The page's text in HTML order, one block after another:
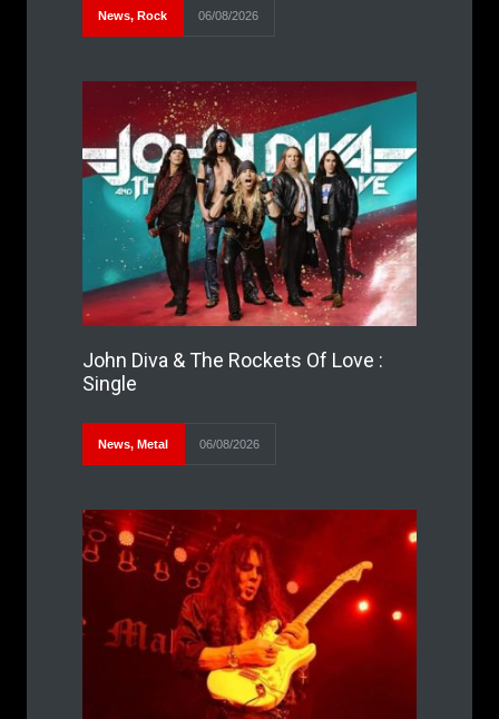
News, Rock 06/08/2026
John Diva & The Rockets Of Love :
Single
News, Metal 06/08/2026